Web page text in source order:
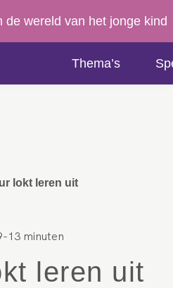
de wereld van het jonge kind
Thema’s
lokt leren uit
13 minuten
leren uit